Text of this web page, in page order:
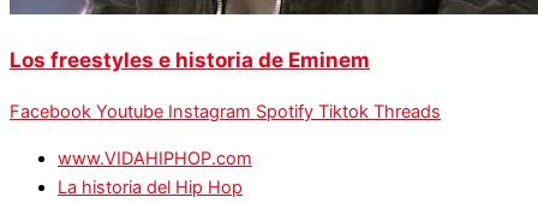
Los freestyles e historia de Eminem
Facebook Youtube Instagram Spotify Tiktok Threads
www.VIDAHIPHOP.com
La historia del Hip Hop